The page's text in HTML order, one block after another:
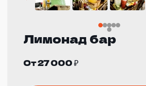
Лимонад бар
От 27 000 ₽